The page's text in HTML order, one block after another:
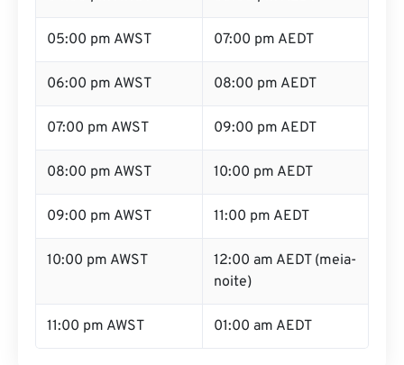
05:00 pm AWST 07:00 pm AEDT
06:00 pm AWST 08:00 pm AEDT
07:00 pm AWST 09:00 pm AEDT
08:00 pm AWST 10:00 pm AEDT
09:00 pm AWST 11:00 pm AEDT
10:00 pm AWST
12:00 am AEDT (meia-
noite)
11:00 pm AWST 01:00 am AEDT